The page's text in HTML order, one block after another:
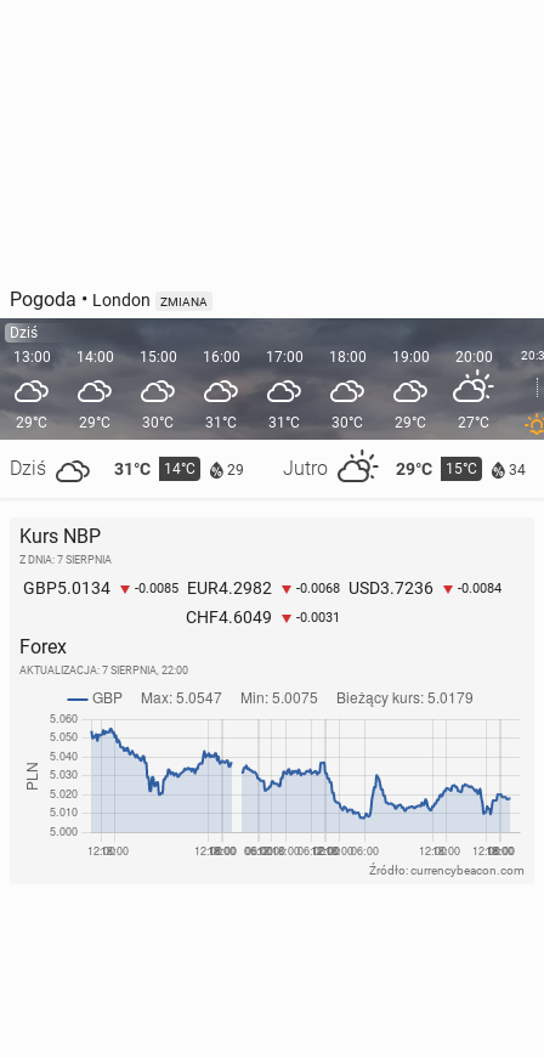
Pogoda • London ZMIANA
Dziś
13:00
29°C
Dziś 31°C 14°C 29 Jutro 29°C 15°C 34
14:00
29°C
15:00
30°C
16:00
31°C
17:00
31°C
18:00
30°C
19:00
29°C
20:00
27°C
Kurs NBP
Z DNIA: 7 SIERPNIA
GBP5.0134 -0.0085 EUR4.2982 -0.0068 USD3.7236 -0.0084
CHF4.6049 -0.0031
Forex
AKTUALIZACJA: 7 SIERPNIA, 22:00
Źródło: currencybeacon.com